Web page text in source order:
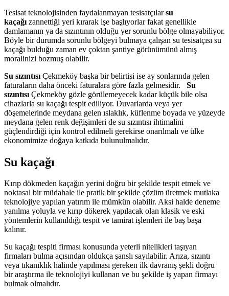
Tesisat teknolojisinden faydalanmayan tesisatçılarsu
kaçağı zannettiği yeri kırarak işe başlıyorlar fakat genellikle
damlamanın ya da sızıntının olduğu yer sorunlu bölge olmayabiliyor.
Böyle bir durumda sorunlu bölgeyi bulmaya çalışan su tesisatçısı su
kaçağı bulduğu zaman ev çoktan şantiye görünümünü almış
moralinizi bozmuş olabilir.
Su sızıntısı Çekmeköy başka bir belirtisi ise ay sonlarında gelen
faturaların daha önceki faturalara göre fazla gelmesidir. Su
sızıntısı Çekmeköy gözle görülemeyecek kadar küçük bile olsa
cihazlarla su kaçağı tespit ediliyor. Duvarlarda veya yer
döşemelerinde meydana gelen ıslaklık, küflenme boyada ve yüzeyde
meydana gelen renk değişimleri de su sızıntısı ihtimalini
güçlendirdiği için kontrol edilmeli gerekirse onarılmalı ve ülke
ekonomimize doğaya katkıda bulunulmalıdır.
Su kaçağı
Kırıp dökmeden kaçağın yerini doğru bir şekilde tespit etmek ve
noktasal bir müdahale ile pratik bir şekilde çözüm üretmek mutlaka
teknolojiye yapılan yatırım ile mümkün olabilir. Aksi halde deneme
yanılma yoluyla ve kırıp dökerek yapılacak olan klasik ve eski
yöntemlerin kullanıldığı tespit ve tamirat işlemleri ile baş başa
kalınır.
Su kaçağı tespiti firması konusunda yeterli nitelikleri taşıyan
firmaları bulma açısından oldukça şanslı sayılabilir. Arıza, sızıntı
veya tıkanıklık halinde yapılması gereken ilk davranış şekli doğru
bir araştırma ile teknolojiyi kullanan ve bu şekilde iş yapan firmayı
bulmak olmalıdır.